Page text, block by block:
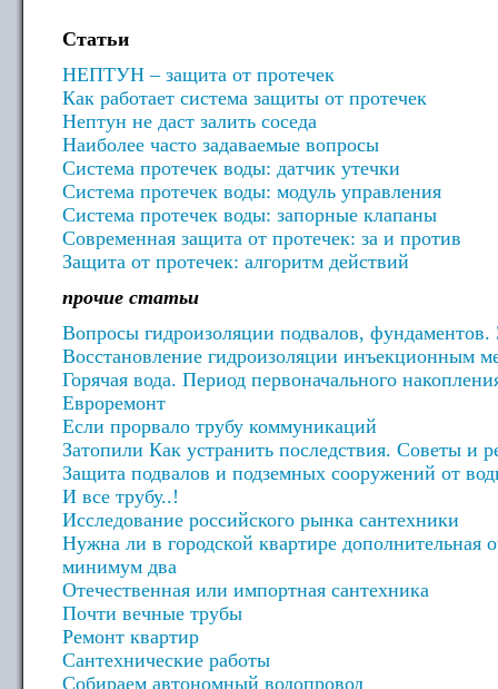
Статьи
НЕПТУН – защита от протечек
Как работает система защиты от протечек
Нептун не даст залить соседа
Наиболее часто задаваемые вопросы
Система протечек воды: датчик утечки
Система протечек воды: модуль управления
Система протечек воды: запорные клапаны
Современная защита от протечек: за и против
Защита от протечек: алгоритм действий
прочие статьи
Вопросы гидроизоляции подвалов, фундаментов.
Восстановление гидроизоляции инъекционным
Горячая вода. Период первоначального
Евроремонт
Если прорвало трубу коммуникаций
Затопили Как устранить последствия. Советы и
Защита подвалов и подземных сооружений от
И все трубу..!
Исследование российского рынка сантехники
Нужна ли в городской квартире дополнительная
минимум два
Отечественная или импортная сантехника
Почти вечные трубы
Ремонт квартир
Сантехнические работы
Собираем автономный водопровод